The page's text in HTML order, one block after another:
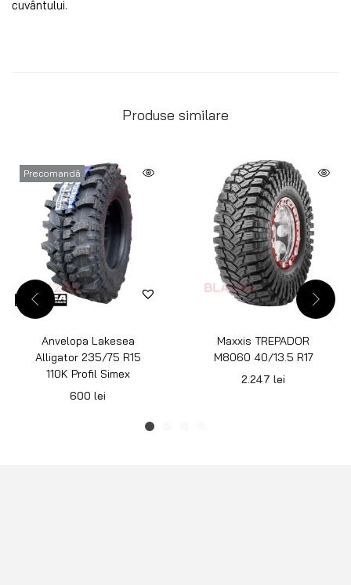
cuvântului.
Produse similare
Precomandă
Anvelopa Lakesea
Alligator 235/75 R15
110K Profil Simex
600 lei
Maxxis TREPADOR
M8060 40/13.5 R17
2.247 lei